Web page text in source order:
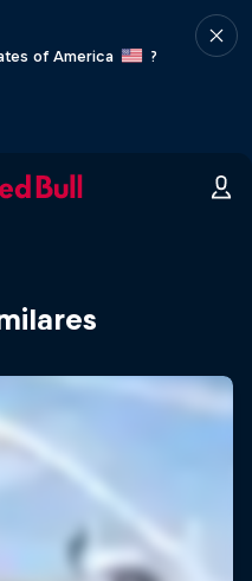
of America
?